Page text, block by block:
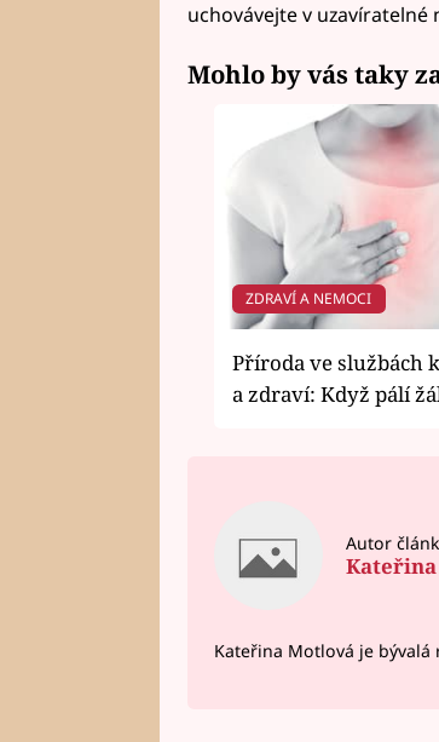
uchovávejte v
Mohlo by vás taky
ZDRAVÍ A NEMOCI
Příroda ve službách
a zdraví: Když pálí
Autor
Kateřina Motlová je